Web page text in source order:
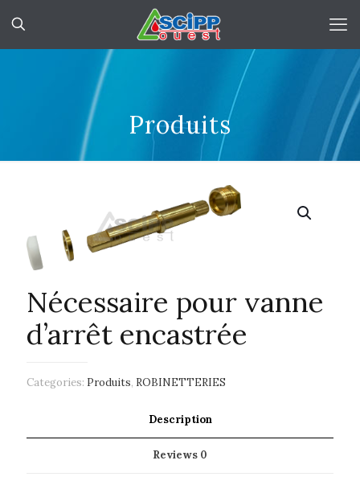
Produits
Nécessaire pour vanne
d’arrêt encastrée
Categories: Produits, ROBINETTERIES
Description
Reviews 0